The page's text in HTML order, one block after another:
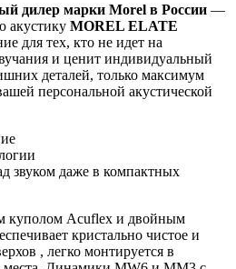
дилер марки Morel в России —
акустику MOREL ELATE
для тех, кто не идет на
и ценит индивидуальный
деталей, только максимум
персональной акустической
звуком даже в компактных
куполом Acuflex и двойным
кристально чистое и
, легко монтируется в